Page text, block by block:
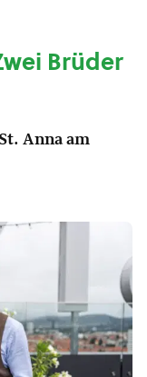
Brüder
Anna am